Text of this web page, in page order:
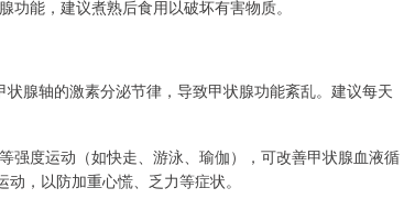
能，建议煮熟后食用以破坏有害物质。
腺轴的激素分泌节律，导致甲状腺功能紊乱。建议每天
强度运动（如快走、游泳、瑜伽），可改善甲状腺血液循
，以防加重心慌、乏力等症状。